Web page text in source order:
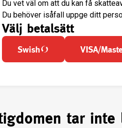
Du vet väl om att du kan få
Du behöver isåfall uppge ditt
Välj betalsätt
Swish VISA/
tar